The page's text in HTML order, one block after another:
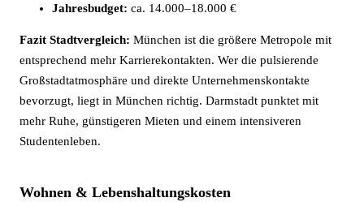
Jahresbudget: ca. 14.000–18.000 €
Fazit Stadtvergleich: München ist die größere Metropole mit
entsprechend mehr Karrierekontakten. Wer die pulsierende
Großstadtatmosphäre und direkte Unternehmenskontakte
bevorzugt, liegt in München richtig. Darmstadt punktet mit
mehr Ruhe, günstigeren Mieten und einem intensiveren
Studentenleben.
Wohnen & Lebenshaltungskosten